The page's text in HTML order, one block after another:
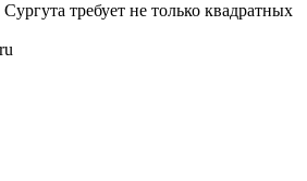
требует не только квадратных